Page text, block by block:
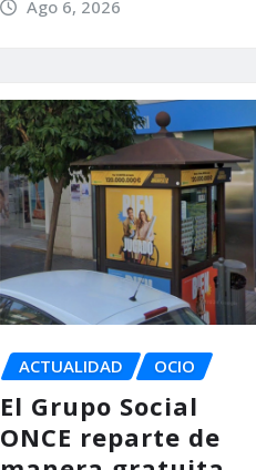
Ago 6, 2026
ACTUALIDAD OCIO
El Grupo Social
ONCE reparte de